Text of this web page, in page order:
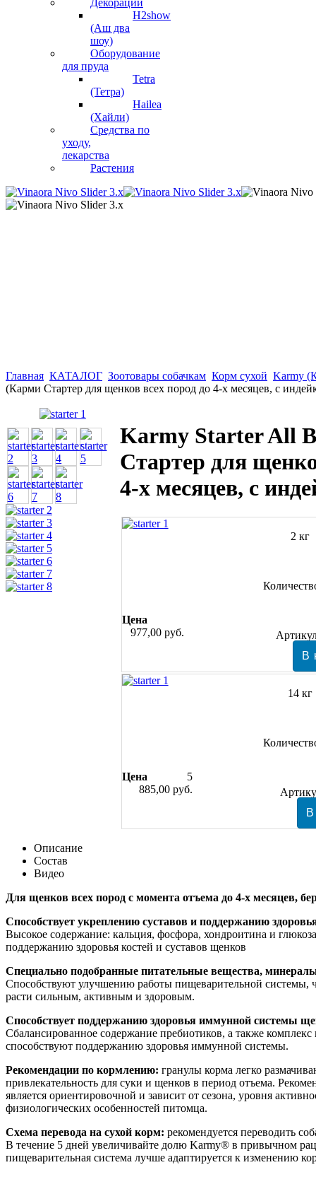
Декорации
H2show
(Аш два
шоу)
Оборудование
для пруда
Tetra
(Тетра)
Hailea
(Хайли)
Средства по
уходу,
лекарства
Растения
Главная КАТАЛОГ Зоотовары собачкам Корм сухой Karmy
(Карми Стартер для щенков всех пород до 4-х месяцев, с
Karmy Starter All
Стартер для
4-х месяцев, с
2 кг
Цена
977,00 руб.
14 кг
Цена
5
885,00 руб.
Описание
Состав
Видео
Для щенков всех пород с момента отъема до 4-х месяцев,
Способствует укреплению суставов и поддержанию
Высокое содержание: кальция, фосфора, хондроитина и
поддержанию здоровья костей и суставов щенков
Специально подобранные питательные вещества,
Способствуют улучшению работы пищеварительной системы,
расти сильным, активным и здоровым.
Способствует поддержанию здоровья иммунной системы
Сбалансированное содержание пребиотиков, а также
способствуют поддержанию здоровья иммунной системы.
Рекомендации по кормлению: гранулы корма легко
привлекательность для суки и щенков в период отъема.
является ориентировочной и зависит от сезона, уровня
физиологических особенностей питомца.
Схема перевода на сухой корм: рекомендуется переводить
В течение 5 дней увеличивайте долю Karmy® в привычном
пищеварительная система лучше адаптируется к изменению